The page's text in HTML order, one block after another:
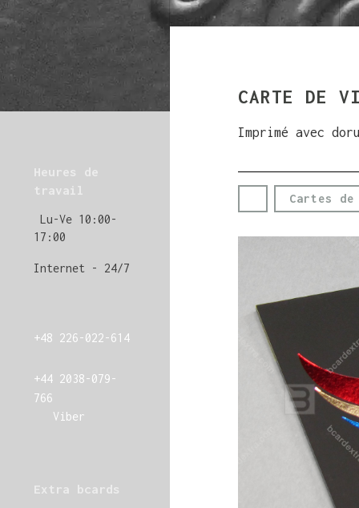
CARTE DE
Imprimé avec
Cartes
Heures de
travail
Lu-Ve 10:00-
17:00
Internet - 24/7
+48 226-022-614
+44 2038-079-
766
Viber
Extra bcards